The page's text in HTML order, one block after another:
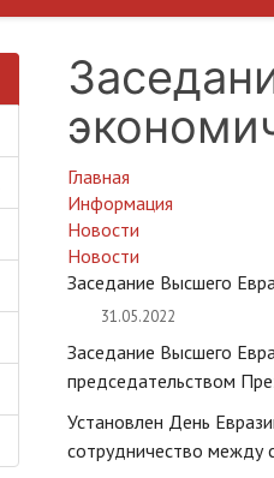
Главная
Информация
Новости
Новости
Заседание Высшего
31.05.2022
Заседание Высшего
председательством
Установлен День
сотрудничество между